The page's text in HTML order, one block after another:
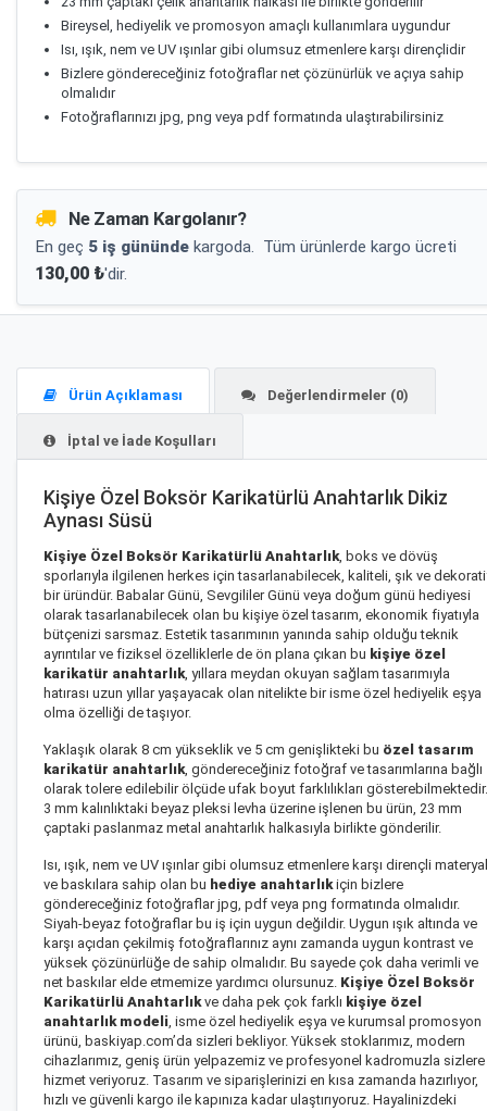
Bireysel, hediyelik ve promosyon amaçlı kullanımlara uygundur
Isı, ışık, nem ve UV ışınlar gibi olumsuz etmenlere karşı dirençlidir
Bizlere göndereceğiniz fotoğraflar net çözünürlük ve açıya sahip
olmalıdır
Fotoğraflarınızı jpg, png veya pdf formatında ulaştırabilirsiniz
Ne Zaman Kargolanır?
En geç 5 iş gününde kargoda. Tüm ürünlerde kargo ücreti
130,00 ₺'dir.
Ürün Açıklaması Değerlendirmeler (0)
İptal ve İade Koşulları
Kişiye Özel Boksör Karikatürlü Anahtarlık Dikiz
Aynası Süsü
Kişiye Özel Boksör Karikatürlü Anahtarlık, boks ve dövüş
sporlarıyla ilgilenen herkes için tasarlanabilecek, kaliteli, şık ve
bir üründür. Babalar Günü, Sevgililer Günü veya doğum günü hediyesi
olarak tasarlanabilecek olan bu kişiye özel tasarım, ekonomik fiyatıyla
bütçenizi sarsmaz. Estetik tasarımının yanında sahip olduğu teknik
ayrıntılar ve fiziksel özelliklerle de ön plana çıkan bu kişiye özel
karikatür anahtarlık, yıllara meydan okuyan sağlam tasarımıyla
hatırası uzun yıllar yaşayacak olan nitelikte bir isme özel hediyelik eşya
olma özelliği de taşıyor.
Yaklaşık olarak 8 cm yükseklik ve 5 cm genişlikteki bu özel tasarım
karikatür anahtarlık, göndereceğiniz fotoğraf ve tasarımlarına bağlı
olarak tolere edilebilir ölçüde ufak boyut farklılıkları gösterebilmektedir.
3 mm kalınlıktaki beyaz pleksi levha üzerine işlenen bu ürün, 23 mm
çaptaki paslanmaz metal anahtarlık halkasıyla birlikte gönderilir.
Isı, ışık, nem ve UV ışınlar gibi olumsuz etmenlere karşı dirençli materyal
ve baskılara sahip olan bu hediye anahtarlıkiçin bizlere
göndereceğiniz fotoğraflar jpg, pdf veya png formatında olmalıdır.
Siyah-beyaz fotoğraflar bu iş için uygun değildir. Uygun ışık altında ve
karşı açıdan çekilmiş fotoğraflarınız aynı zamanda uygun kontrast ve
yüksek çözünürlüğe de sahip olmalıdır. Bu sayede çok daha verimli ve
net baskılar elde etmemize yardımcı olursunuz. Kişiye Özel Boksör
Karikatürlü Anahtarlıkve daha pek çok farklı kişiye özel
anahtarlık modeli , isme özel hediyelik eşya ve kurumsal promosyon
ürünü, baskiyap.com’da sizleri bekliyor. Yüksek stoklarımız, modern
cihazlarımız, geniş ürün yelpazemiz ve profesyonel kadromuzla sizlere
hizmet veriyoruz. Tasarım ve siparişlerinizi en kısa zamanda hazırlıyor,
hızlı ve güvenli kargo ile kapınıza kadar ulaştırıyoruz. Hayalinizdeki